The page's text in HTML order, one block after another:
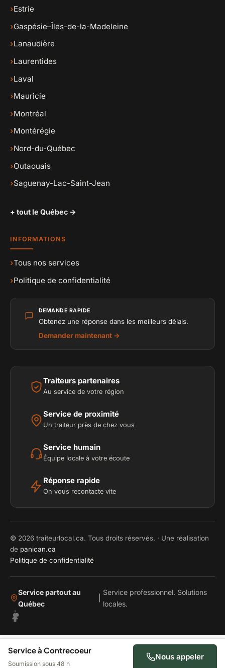
Service à Contrecoeur
Soumission sous 48 h
Nous appeler
›Estrie
›Gaspésie–Îles-de-la-Madeleine
›Lanaudière
›Laurentides
›Laval
›Mauricie
›Montréal
›Montérégie
›Nord-du-Québec
›Outaouais
›Saguenay-Lac-Saint-Jean
+ tout le Québec →
INFORMATIONS
›Tous nos services
›Politique de confidentialité
DEMANDE RAPIDE
Obtenez une réponse dans les meilleurs délais.
Demander maintenant →
Traiteurs partenaires
Au service de votre région
Service de proximité
Un traiteur près de chez vous
Service humain
Équipe locale à votre écoute
Réponse rapide
On vous recontacte vite
© 2026 traiteurlocal.ca. Tous droits réservés. · Une réalisation
de panican.ca
Politique de confidentialité
Service partout au
Québec
Service professionnel. Solutions
locales.